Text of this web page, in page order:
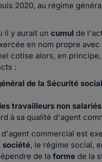
2020, au régime
il y aurait un cumul de
en nom propre
cotise alors, en
:
de la Sécurité
travailleurs non
à sa qualité d'agent
commercial est
société, le régime social,
de la forme de la